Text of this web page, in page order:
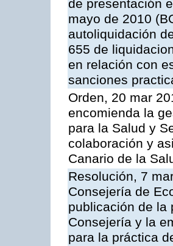
de presentación
mayo de 2010
autoliquidación
655 de
en relación con
sanciones
Orden, 20 mar
encomienda la
para la Salud y
colaboración y
Canario de la
Resolución, 7
Consejería de
publicación de la
Consejería y la
para la práctica